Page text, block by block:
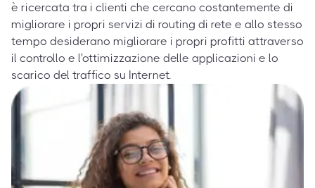
è ricercata tra i clienti che cercano costantemente di
migliorare i propri servizi di routing di rete e allo stesso
tempo desiderano migliorare i propri profitti attraverso
il controllo e l'ottimizzazione delle applicazioni e lo
scarico del traffico su Internet.